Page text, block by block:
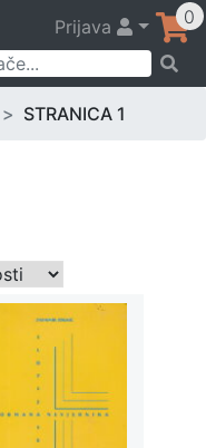
Prijava 0
STRANICA 1